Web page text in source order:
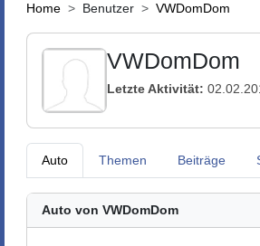
Home Benutzer VWDomDom
VWDomDom
Letzte Aktivität:
Auto Themen Beiträge
Auto von VWDomDom